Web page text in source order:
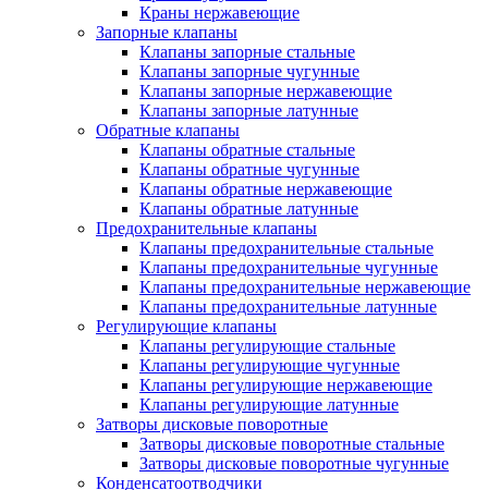
Краны нержавеющие
Запорные клапаны
Клапаны запорные стальные
Клапаны запорные чугунные
Клапаны запорные нержавеющие
Клапаны запорные латунные
Обратные клапаны
Клапаны обратные стальные
Клапаны обратные чугунные
Клапаны обратные нержавеющие
Клапаны обратные латунные
Предохранительные клапаны
Клапаны предохранительные стальные
Клапаны предохранительные чугунные
Клапаны предохранительные нержавеющие
Клапаны предохранительные латунные
Регулирующие клапаны
Клапаны регулирующие стальные
Клапаны регулирующие чугунные
Клапаны регулирующие нержавеющие
Клапаны регулирующие латунные
Затворы дисковые поворотные
Затворы дисковые поворотные стальные
Затворы дисковые поворотные чугунные
Конденсатоотводчики